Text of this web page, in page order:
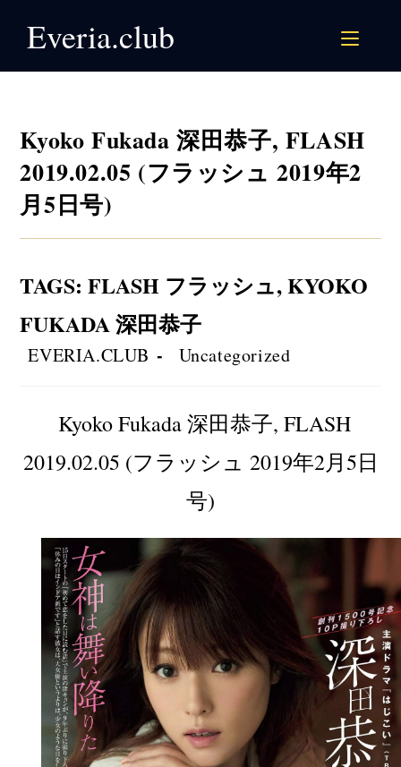
Everia.club
Kyoko Fukada 深田恭子, FLASH
2019.02.05 (フラッシュ 2019年2
月5日号)
TAGS:FLASH フラッシュ,KYOKO
FUKADA 深田恭子
Post
author:
EVERIA.CLUB
Post
category:
Uncategorized
Kyoko Fukada 深田恭子, FLASH
2019.02.05 (フラッシュ 2019年2月5日
号)